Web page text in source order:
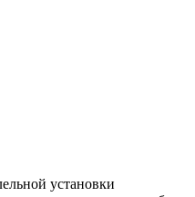
установки